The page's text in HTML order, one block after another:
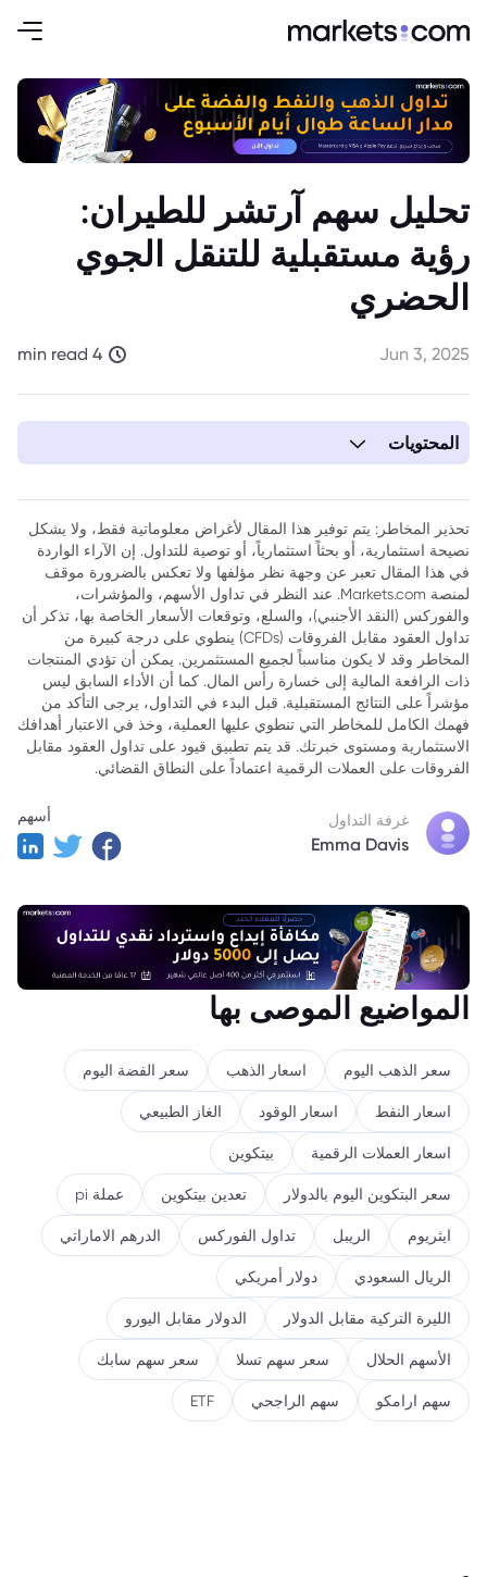
تحليل سهم آرتشر للطيران:
رؤية مستقبلية للتنقل الجوي
الحضري
Jun 3, 2025
4 min read
المحتويات
تحذير المخاطر: يتم توفير هذا المقال لأغراض معلوماتية فقط، ولا يشكل
نصيحة استثمارية، أو بحثاً استثمارياً، أو توصية للتداول. إن الآراء الواردة
في هذا المقال تعبر عن وجهة نظر مؤلفها ولا تعكس بالضرورة موقف
لمنصة Markets.com. عند النظر في تداول الأسهم، والمؤشرات،
والفوركس (النقد الأجنبي)، والسلع، وتوقعات الأسعار الخاصة بها، تذكر أن
تداول العقود مقابل الفروقات (CFDs) ينطوي على درجة كبيرة من
المخاطر وقد لا يكون مناسباً لجميع المستثمرين. يمكن أن تؤدي المنتجات
ذات الرافعة المالية إلى خسارة رأس المال. كما أن الأداء السابق ليس
مؤشراً على النتائج المستقبلية. قبل البدء في التداول، يرجى التأكد من
فهمك الكامل للمخاطر التي تنطوي عليها العملية، وخذ في الاعتبار أهدافك
الاستثمارية ومستوى خبرتك. قد يتم تطبيق قيود على تداول العقود مقابل
الفروقات على العملات الرقمية اعتماداً على النطاق القضائي.
غرفة التداول
Emma Davis
أسهم
المواضيع الموصى بها
سعر الذهب اليوم اسعار الذهب سعر الفضة اليوم
اسعار النفط اسعار الوقود الغاز الطبيعي
اسعار العملات الرقمية بيتكوين
سعر البتكوين اليوم بالدولار تعدين بيتكوين عملة pi
ايثريوم الريبل تداول الفوركس الدرهم الاماراتي
الريال السعودي دولار أمريكي
الليرة التركية مقابل الدولار الدولار مقابل اليورو
الأسهم الحلال سعر سهم تسلا سعر سهم سابك
سهم ارامكو سهم الراجحي ETF